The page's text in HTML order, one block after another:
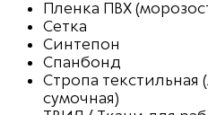
Пленка ПВХ
Сетка
Синтепон
Спанбонд
Стропа текстильная
сумочная)